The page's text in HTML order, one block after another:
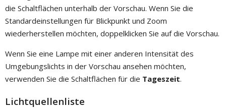
die Schaltflächen unterhalb der Vorschau. Wenn Sie die
Standardeinstellungen für Blickpunkt und Zoom
wiederherstellen möchten, doppelklicken Sie auf die Vorschau.
Wenn Sie eine Lampe mit einer anderen Intensität des
Umgebungslichts in der Vorschau ansehen möchten,
verwenden Sie die Schaltflächen für die Tageszeit.
Lichtquellenliste